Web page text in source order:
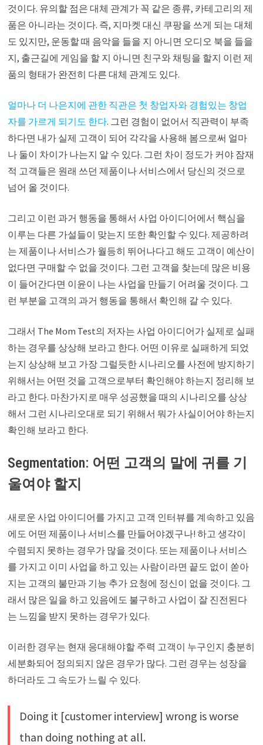
것이다. 유의할 점은 대체 관계가 꼭 같은 종류, 카테고리의 제
품은 아니라는 것이다. 즉, 지마켓 대신 쿠팡을 쓰게 되는 대체
도 있지만, 운동할 때 음악을 들을 지 아니면 오디오 북을 들을
지, 출근길에 게임을 할 지 아니면 친구와 채팅을 할지 이런 제
품의 형태가 완전히 다른 대체 관계도 있다.
얼마나 더 나은지에 관한 직관은 첫 창업자와 경험있는 창업
자를 가르게 되기도 한다. 그런 경험이 없어서 직관력이 부족
하다면 내가 실제 고객이 되어 각각을 사용해 봄으로써 얼마
나 둘이 차이가 나는지 알 수 있다. 그런 차이 정도가 커야 잠재
적 고객들은 원래 쓰던 제품이나 서비스에서 당신의 것으로
넘어 올 것이다.
그리고 이런 과거 행동을 통해서 사업 아이디어에서 핵심을
이루는 다른 가설들이 맞는지 또한 확인할 수 있다. 제공하려
는 제품이나 서비스가 월등히 뛰어나다고 해도 고객이 예산이
없다면 구매할 수 없을 것이다. 그런 고객을 찾는데 많은 비용
이 들어간다면 이윤이 나는 사업을 만들기 어려울 것이다. 그
런 부분을 고객의 과거 행동을 통해서 확인해 갈 수 있다.
그래서 The Mom Test의 저자는 사업 아이디어가 실제로 실패
하는 경우를 상상해 보라고 한다. 어떤 이유로 실패하게 되었
는지 상상해 보고 가장 그럴듯한 시나리오를 사전에 방지하기
위해서는 어떤 것을 고객으로부터 확인해야 하는지 정리해 보
라고 한다. 마찬가지로 매우 성공했을 때의 시나리오를 상상
해서 그런 시나리오대로 되기 위해서 뭐가 사실이어야 하는지
확인해 보라고 한다.
Segmentation: 어떤 고객의 말에 귀를 기
울여야 할지
새로운 사업 아이디어를 가지고 고객 인터뷰를 계속하고 있음
에도 어떤 제품이나 서비스를 만들어야겠구나! 하고 생각이
수렴되지 못하는 경우가 많을 것이다. 또는 제품이나 서비스
를 가지고 이미 사업을 하고 있는 사람이라면 끝도 없이 쏟아
지는 고객의 불만과 기능 추가 요청에 정신이 없을 것이다. 그
래서 많은 일을 하고 있음에도 불구하고 사업이 잘 진전된다
는 느낌을 받지 못하는 경우가 있다.
이러한 경우는 현재 응대해야할 주력 고객이 누구인지 충분히
세분화되어 정의되지 않은 경우가 많다. 그런 경우는 성장을
하더라도 그 속도가 느릴 수 있다.
Doing it [customer interview] wrong is worse
than doing nothing at all.